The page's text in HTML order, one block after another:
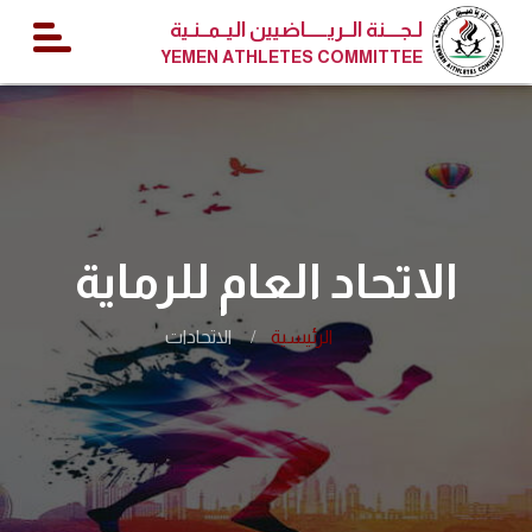
لـجــــنة الــريــــــاضيين اليــمــنـية
YEMEN ATHLETES COMMITTEE
الاتحاد العام للرماية
الرئيسية الاتحادات